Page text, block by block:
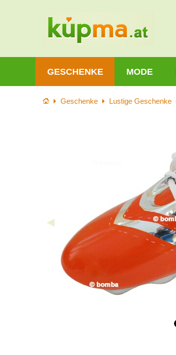
GESCHENKE MODE
StartseiteGeschenke Lustige Geschenke